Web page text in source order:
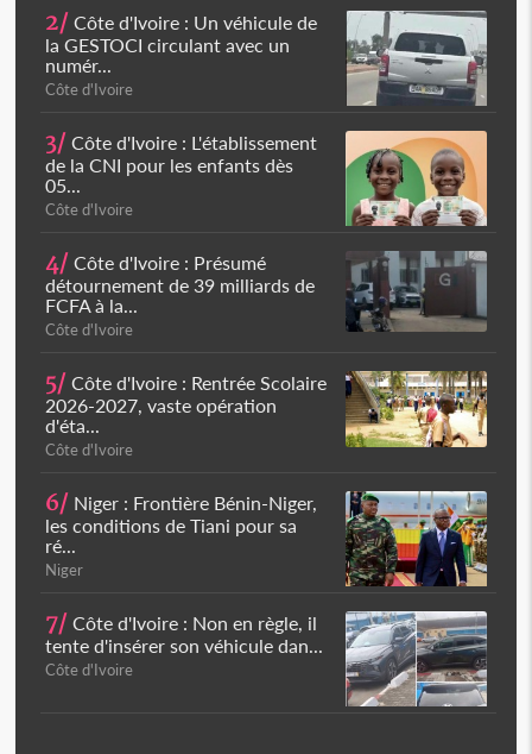
2/ Côte d'Ivoire : Un véhicule de
la GESTOCI circulant avec un
numér...
Côte d'Ivoire
3/ Côte d'Ivoire : L'établissement
de la CNI pour les enfants dès
05...
Côte d'Ivoire
4/ Côte d'Ivoire : Présumé
détournement de 39 milliards de
FCFA à la...
Côte d'Ivoire
5/ Côte d'Ivoire : Rentrée Scolaire
2026-2027, vaste opération
d'éta...
Côte d'Ivoire
6/ Niger : Frontière Bénin-Niger,
les conditions de Tiani pour sa
ré...
Niger
7/ Côte d'Ivoire : Non en règle, il
tente d'insérer son véhicule dan...
Côte d'Ivoire